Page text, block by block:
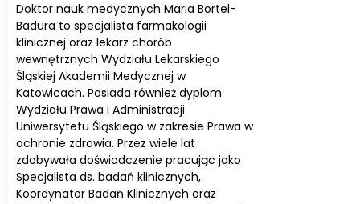
Doktor nauk medycznych Maria Bortel-
Badura to specjalista farmakologii
klinicznej oraz lekarz chorób
wewnętrznych Wydziału Lekarskiego
Śląskiej Akademii Medycznej w
Katowicach. Posiada również dyplom
Wydziału Prawa i Administracji
Uniwersytetu Śląskiego w zakresie Prawa w
ochronie zdrowia. Przez wiele lat
zdobywała doświadczenie pracując jako
Specjalista ds. badań klinicznych,
Koordynator Badań Klinicznych oraz